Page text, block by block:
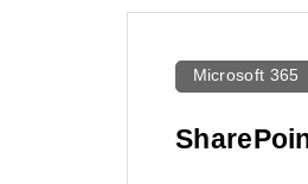
Microsoft 365